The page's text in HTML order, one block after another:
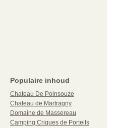
Populaire inhoud
Chateau De Poinsouze
Chateau de Martragny
Domaine de Massereau
Camping Criques de Porteils